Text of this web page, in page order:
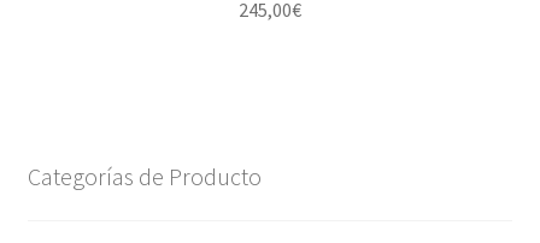
245,00€
Categorías de Producto